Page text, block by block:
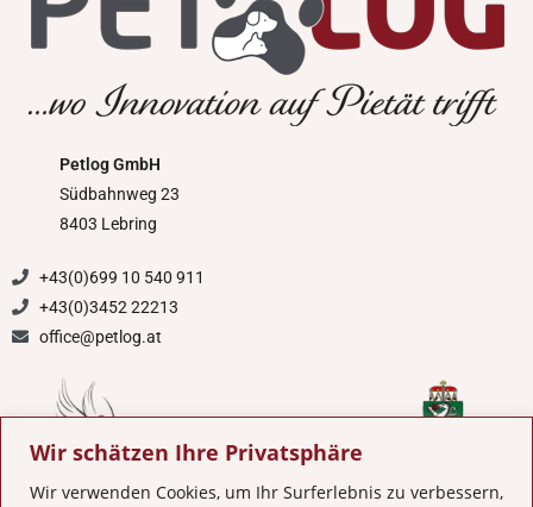
Wir schätzen Ihre Privatsphäre
Wir verwenden Cookies, um Ihr Surferlebnis zu verbessern,
Petlog GmbH
Südbahnweg 23
8403 Lebring
+43(0)699 10 540 911
+43(0)3452 22213
office@petlog.at